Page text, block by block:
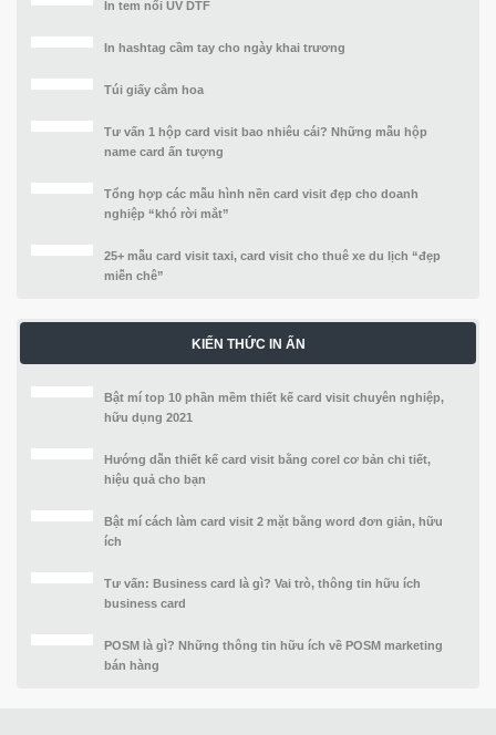
In tem nổi UV DTF
In hashtag cầm tay cho ngày khai trương
Túi giấy cắm hoa
Tư vấn 1 hộp card visit bao nhiêu cái? Những mẫu hộp
name card ấn tượng
Tổng hợp các mẫu hình nền card visit đẹp cho doanh
nghiệp “khó rời mắt”
25+ mẫu card visit taxi, card visit cho thuê xe du lịch “đẹp
miễn chê”
KIẾN THỨC IN ẤN
Bật mí top 10 phần mềm thiết kế card visit chuyên nghiệp,
hữu dụng 2021
Hướng dẫn thiết kế card visit bằng corel cơ bản chi tiết,
hiệu quả cho bạn
Bật mí cách làm card visit 2 mặt bằng word đơn giản, hữu
ích
Tư vấn: Business card là gì? Vai trò, thông tin hữu ích
business card
POSM là gì? Những thông tin hữu ích về POSM marketing
bán hàng